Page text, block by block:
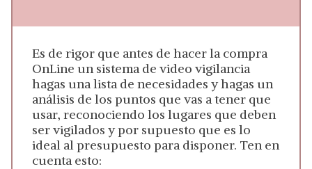
Es de rigor que antes de hacer la compra
OnLine un sistema de video vigilancia
hagas una lista de necesidades y hagas un
análisis de los puntos que vas a tener que
usar, reconociendo los lugares que deben
ser vigilados y por supuesto que es lo
ideal al presupuesto para disponer. Ten en
cuenta esto: